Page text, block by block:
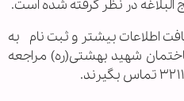
اطلاعات بیشتر و ثبت نام به
شهید بهشتی(ره) مراجعه